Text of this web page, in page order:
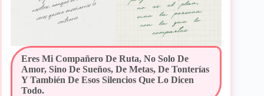
Eres Mi Compañero De Ruta, No Solo De
Amor, Sino De Sueños, De Metas, De Tonterías
Y También De Esos Silencios Que Lo Dicen
Todo.